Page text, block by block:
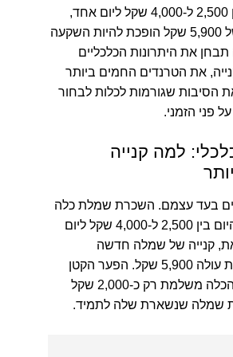
שמלה עולה בין 2,500 ל-4,000 שקל ליום אחד,
קנייה במחיר של 5,900 שקל הופכת להיות השקעה
את היתרונות הכלכליים
את הטרנדים החמים ביותר
2025, ואת הסיבות שגורמות לכלות לבחור
פני הזמני.
למה קנייה
בעד עצמם. השכרת שמלת כלה
איכותית עולה היום בין 2,500 ל-4,000 שקל ליום
קנייה של שמלה חדשה
ומותאמת אישית עולה 5,900 שקל. הפער הקטן
יוצר מצב שבו הכלה משלמת רק כ-2,000 שקל
שמלה שנשארת שלה לתמיד.